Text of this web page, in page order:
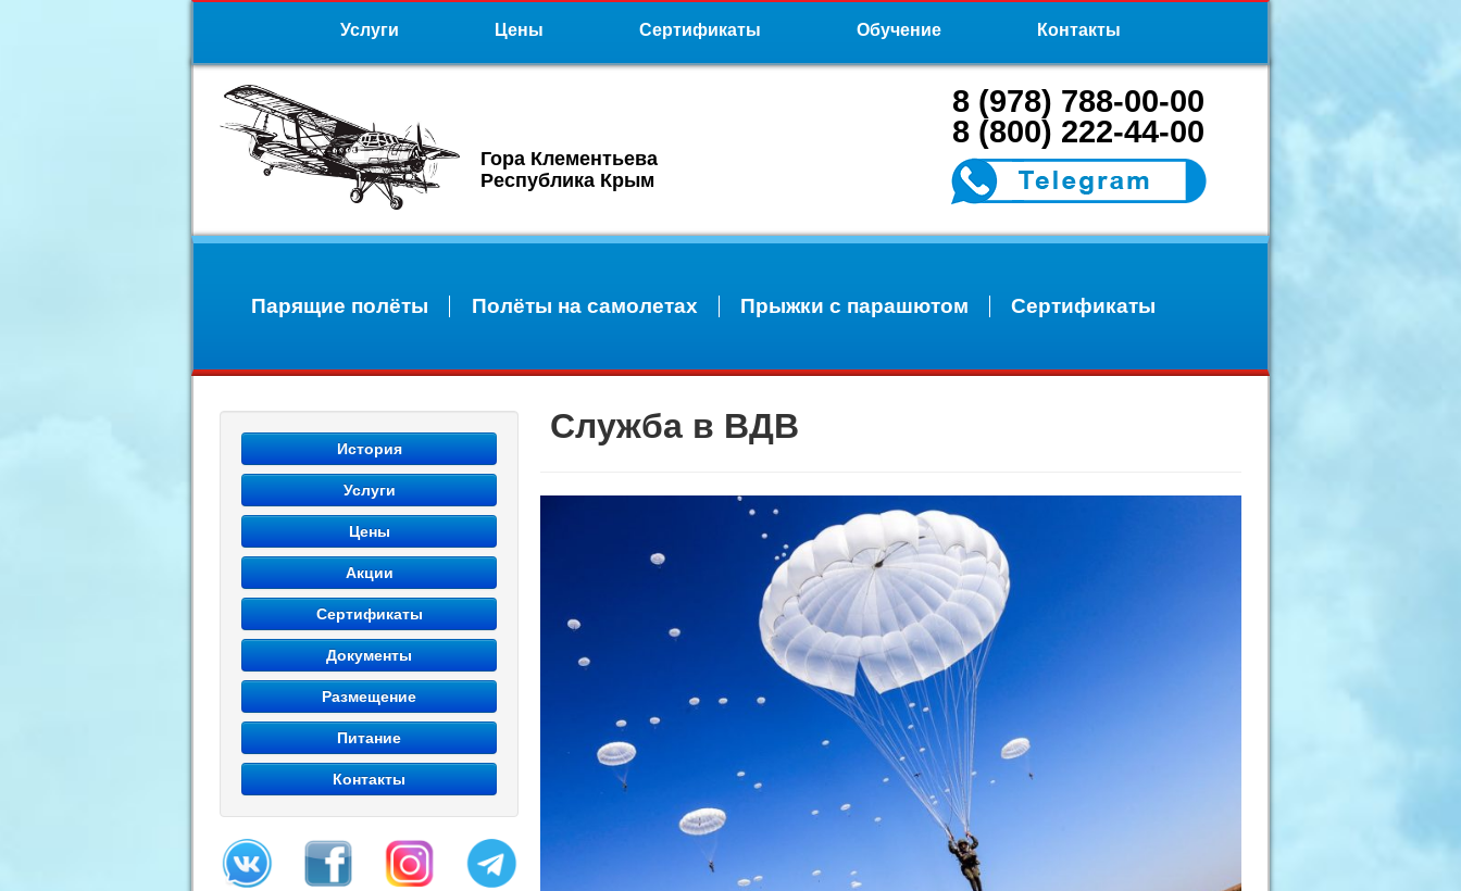
Услуги Цены Сертификаты Обучение Контакты
Гора Клементьева
Республика Крым
8 (978) 788-00-00
8 (800) 222-44-00
Парящие полёты Полёты на самолетах Прыжки с парашютом Сертификаты
Служба в ВДВ
История
Услуги
Цены
Акции
Сертификаты
Документы
Размещение
Питание
Контакты